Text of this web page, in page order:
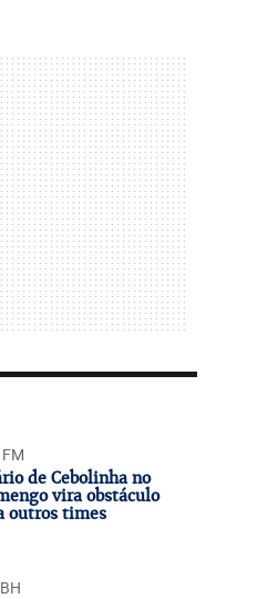
de Cebolinha no
vira obstáculo
outros times